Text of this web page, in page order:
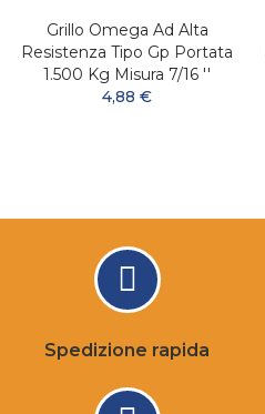
Grillo Omega Ad Alta
Resistenza Tipo Gp Portata
1.500 Kg Misura 7/16 ''
4,88 €
Spedizione rapida